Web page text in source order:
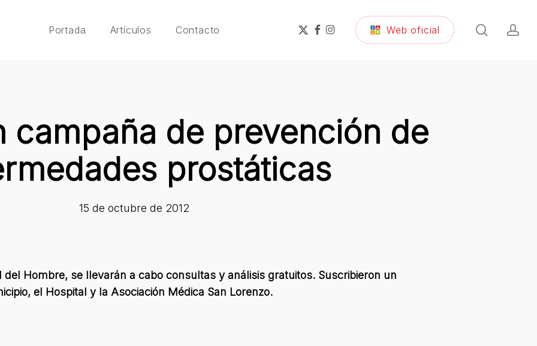
Portada Artículos Contacto
x-
twitter
facebook
instagram Web oficial search
campaña de prevención de
prostáticas
15 de octubre de 2012
Hombre, se llevarán a cabo consultas y análisis gratuitos. Suscribieron un
el Hospital y la Asociación Médica San Lorenzo.